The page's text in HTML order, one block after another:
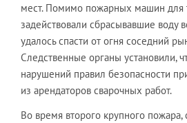
мест. Помимо пожарных машин для
задействовали сбрасывавшие воду
удалось спасти от огня соседний
Следственные органы установили,
нарушений правил безопасности
из арендаторов сварочных работ.
Во время второго крупного пожара,